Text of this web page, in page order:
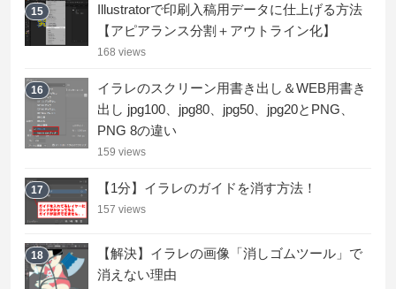
15
Illustratorで印刷入稿用データに仕上げる方法
【アピアランス分割＋アウトライン化】
168 views
16
イラレのスクリーン用書き出し＆WEB用書き
出し jpg100、jpg80、jpg50、jpg20とPNG、
PNG 8の違い
159 views
17 【1分】イラレのガイドを消す方法！
157 views
18
【解決】イラレの画像「消しゴムツール」で
消えない理由